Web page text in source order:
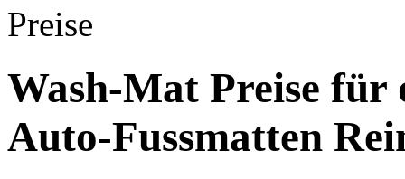
Wash-Mat Preise für
Auto-Fussmatten